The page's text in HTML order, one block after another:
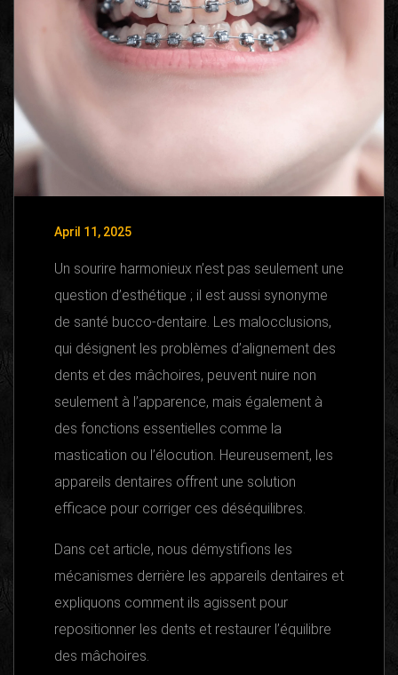
April 11, 2025
Un sourire harmonieux n’est pas seulement une
question d’esthétique ; il est aussi synonyme
de santé bucco-dentaire. Les malocclusions,
qui désignent les problèmes d’alignement des
dents et des mâchoires, peuvent nuire non
seulement à l’apparence, mais également à
des fonctions essentielles comme la
mastication ou l’élocution. Heureusement, les
appareils dentaires offrent une solution
efficace pour corriger ces déséquilibres.
Dans cet article, nous démystifions les
mécanismes derrière les appareils dentaires et
expliquons comment ils agissent pour
repositionner les dents et restaurer l’équilibre
des mâchoires.